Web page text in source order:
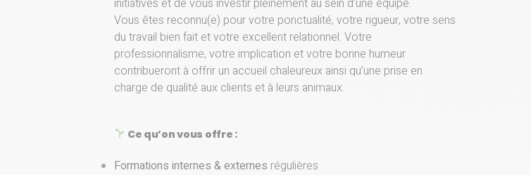
initiatives et de vous investir pleinement au sein d’une équipe.
Vous êtes reconnu(e) pour votre ponctualité, votre rigueur, votre sens
du travail bien fait et votre excellent relationnel. Votre
professionnalisme, votre implication et votre bonne humeur
contribueront à offrir un accueil chaleureux ainsi qu’une prise en
charge de qualité aux clients et à leurs animaux.
Ce qu’on vous offre :
Formations internes & externes régulières